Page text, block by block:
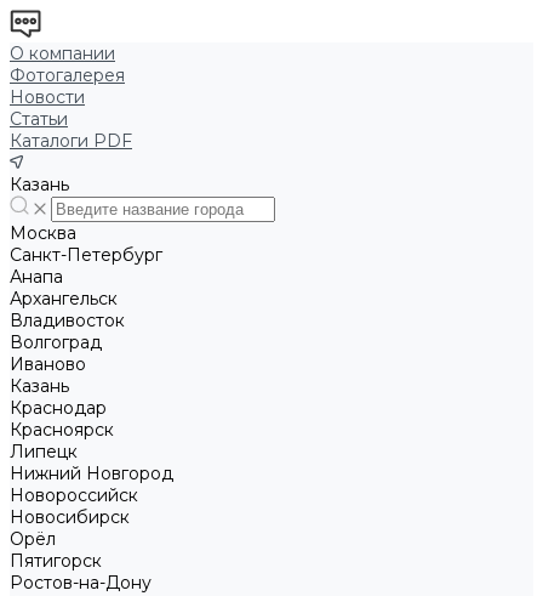
О компании
Фотогалерея
Новости
Статьи
Каталоги PDF
Казань
Москва
Санкт-Петербург
Анапа
Архангельск
Владивосток
Волгоград
Иваново
Казань
Краснодар
Красноярск
Липецк
Нижний Новгород
Новороссийск
Новосибирск
Орёл
Пятигорск
Ростов-на-Дону